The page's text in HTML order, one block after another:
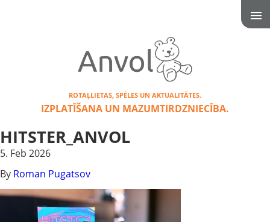
ROTAĻLIETAS, SPĒLES UN AKTUALITĀTES.
IZPLATĪŠANA UN MAZUMTIRDZNIECĪBA.
HITSTER_ANVOL
5. Feb 2026
By Roman Pugatsov